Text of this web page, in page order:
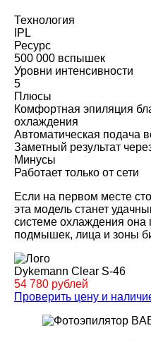
Технология
IPL
Ресурс
500 000 вспышек
Уровни интенсивности
5
Плюсы
Комфортная эпиляция
охлаждения
Автоматическая подача
Заметный результат
Минусы
Работает только от сети
Если на первом месте
эта модель станет
системе охлаждения она
подмышек, лица и зоны
Dykemann Clear S-46
54 780 рублей
Проверить цену и